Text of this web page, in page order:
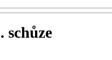
schůze